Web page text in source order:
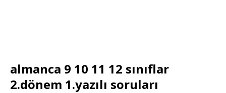
almanca 9 10 11 12 sınıflar
2.dönem 1.yazılı soruları